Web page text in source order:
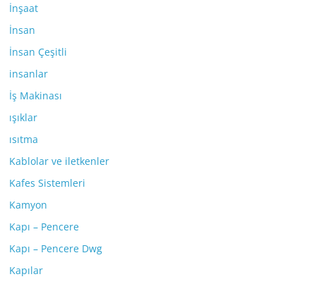
İnşaat
İnsan
İnsan Çeşitli
insanlar
İş Makinası
ışıklar
ısıtma
Kablolar ve iletkenler
Kafes Sistemleri
Kamyon
Kapı – Pencere
Kapı – Pencere Dwg
Kapılar